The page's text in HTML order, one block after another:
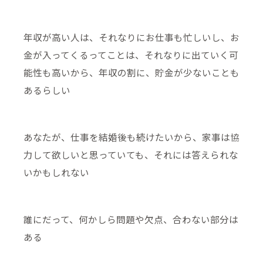
年収が高い人は、それなりにお仕事も忙しいし、お
金が入ってくるってことは、それなりに出ていく可
能性も高いから、年収の割に、貯金が少ないことも
あるらしい
あなたが、仕事を結婚後も続けたいから、家事は協
力して欲しいと思っていても、それには答えられな
いかもしれない
誰にだって、何かしら問題や欠点、合わない部分は
ある